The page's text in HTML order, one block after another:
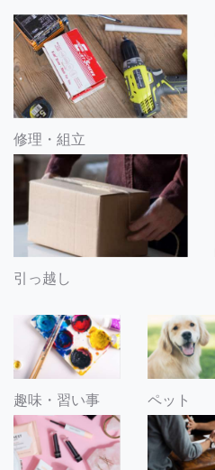
修理・組立
引っ越し
趣味・習い事 ペット